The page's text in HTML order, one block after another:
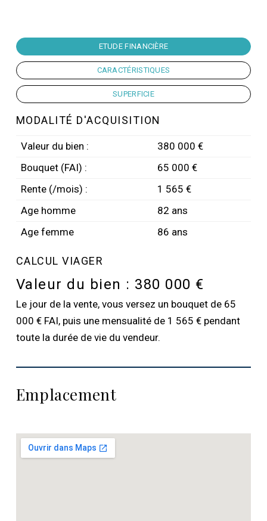
ETUDE FINANCIÈRE
CARACTÉRISTIQUES
SUPERFICIE
MODALITÉ D'ACQUISITION
Valeur du bien :
380 000 €
Bouquet (FAI) :
65 000 €
Rente (/mois) :
1 565 €
Age homme
82 ans
Age femme
86 ans
CALCUL VIAGER
Valeur du bien : 380 000 €
Le jour de la vente, vous versez un bouquet de 65
000 € FAI, puis une mensualité de 1 565 € pendant
toute la durée de vie du vendeur.
Emplacement